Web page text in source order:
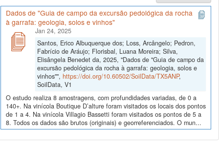
Dados de "Guia de campo da excursão pedológica da rocha
à garrafa: geologia, solos e vinhos"
Jan 24, 2025
Santos, Erico Albuquerque dos; Loss, Arcângelo; Pedron,
Fabrício de Aráujo; Florisbal, Luana Moreira; Silva,
Elisângela Benedet da, 2025, "Dados de "Guia de campo da
excursão pedológica da rocha à garrafa: geologia, solos e
vinhos"", https://doi.org/10.60502/SoilData/TX5ANP,
SoilData, V1
O estudo realiza 8 amostragens, com profundidades variadas, de 0 a
140+. Na vinícola Boutique D’alture foram visitados os locais dos pontos
de 1 a 4. Na vinícola Villagio Bassetti foram visitados os pontos de 5 a
8. Todos os dados são brutos (originais) e georreferenciados. O mun...